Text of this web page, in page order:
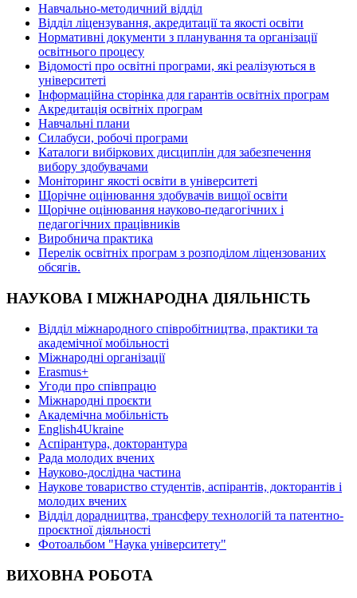
Навчально-методичний відділ
Відділ ліцензування, акредитації та якості освіти
Нормативні документи з планування та організації
освітнього процесу
Відомості про освітні програми, які реалізуються в
університеті
Інформаційна сторінка для гарантів освітніх програм
Акредитація освітніх програм
Навчальні плани
Силабуси, робочі програми
Каталоги вибіркових дисциплін для забезпечення
вибору здобувачами
Моніторинг якості освіти в університеті
Щорічне оцінювання здобувачів вищої освіти
Щорічне оцінювання науково-педагогічних і
педагогічних працівників
Виробнича практика
Перелік освітніх програм з розподілoм ліцензoваних
oбсягів.
НАУКОВА І МІЖНАРОДНА ДІЯЛЬНІСТЬ
Відділ міжнародного співробітництва, практики та
академічної мобільності
Міжнародні організації
Erasmus+
Угоди про співпрацю
Міжнародні проєкти
Академічна мобільність
English4Ukraine
Аспірантура, докторантура
Рада молодих вчених
Науково-дослідна частина
Наукове товариство студентів, аспірантів, докторантів і
молодих вчених
Відділ дорадництва, трансферу технологій та патентно-
проєктної діяльності
Фотоальбом "Наука університету"
ВИХОВНА РОБОТА